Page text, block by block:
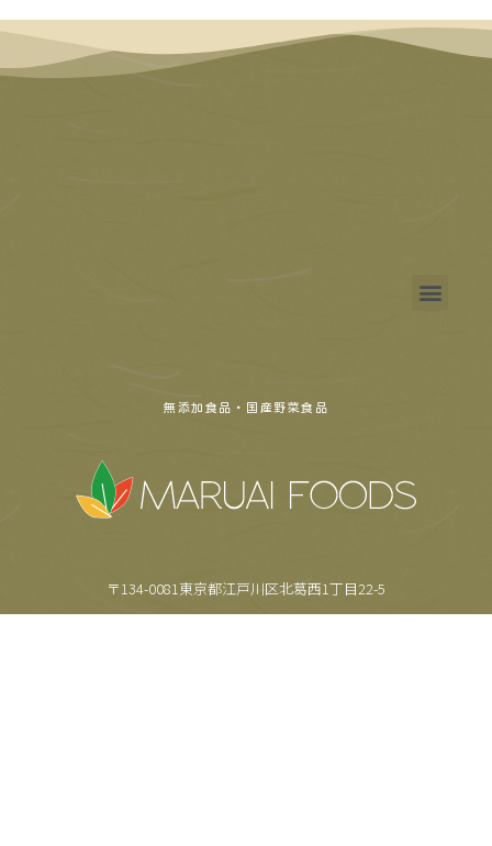
無添加食品・国産野菜食品
〒134-0081東京都江戸川区北葛西1丁目22-5